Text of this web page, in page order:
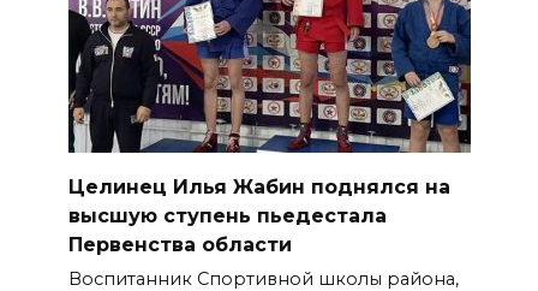
Целинец Илья Жабин поднялся на
высшую ступень пьедестала
Первенства области
Воспитанник Спортивной школы района,